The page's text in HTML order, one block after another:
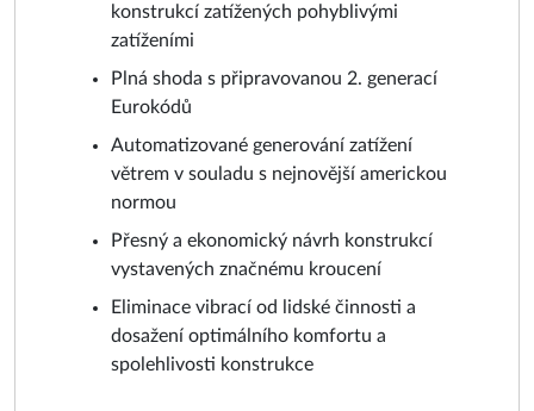
konstrukcí zatížených pohyblivými
zatíženími
Plná shoda s připravovanou 2. generací
Eurokódů
Automatizované generování zatížení
větrem v souladu s nejnovější americkou
normou
Přesný a ekonomický návrh konstrukcí
vystavených značnému kroucení
Eliminace vibrací od lidské činnosti a
dosažení optimálního komfortu a
spolehlivosti konstrukce